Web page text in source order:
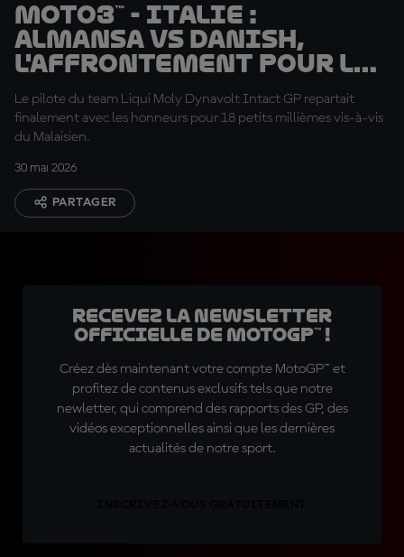
Moto3™ - Italie :
Almansa vs Danish,
l'affrontement pour la
pole
Le pilote du team Liqui Moly Dynavolt Intact GP repartait
finalement avec les honneurs pour 18 petits millièmes vis-à-vis
du Malaisien.
30 mai 2026
PARTAGER
Recevez la Newsletter
officielle de MotoGP™ !
Créez dès maintenant votre compte MotoGP™ et
profitez de contenus exclusifs tels que notre
newletter, qui comprend des rapports des GP, des
vidéos exceptionnelles ainsi que les dernières
actualités de notre sport.